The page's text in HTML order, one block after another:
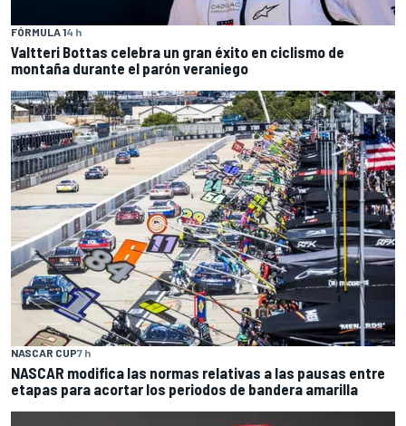
FÓRMULA 14 h
Valtteri Bottas celebra un gran éxito en ciclismo de
montaña durante el parón veraniego
NASCAR CUP7 h
NASCAR modifica las normas relativas a las pausas entre
etapas para acortar los periodos de bandera amarilla